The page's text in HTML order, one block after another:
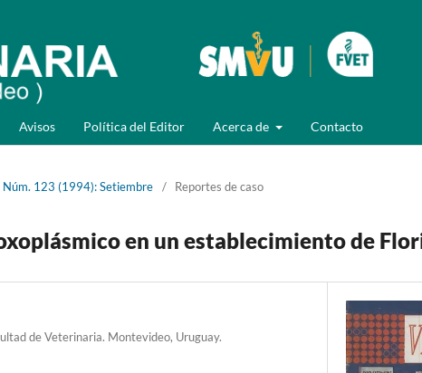
Avisos Política del Editor Acerca de Contacto
Núm. 123 (1994): Setiembre / Reportes de caso
en un establecimiento de
de Veterinaria. Montevideo, Uruguay.